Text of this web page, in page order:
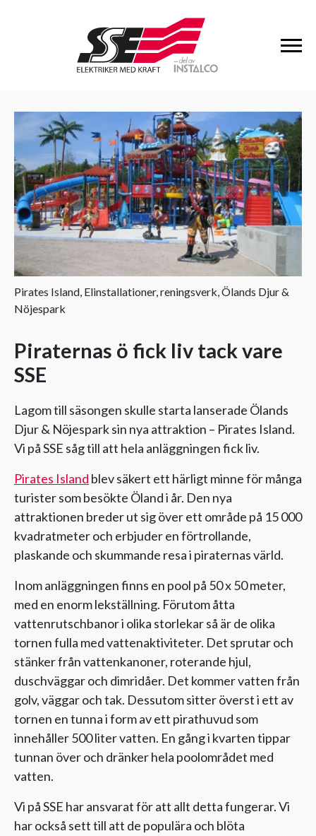
Pirates Island, Elinstallationer, reningsverk, Ölands Djur &
Nöjespark
Piraternas ö fick liv tack vare
SSE
Lagom till säsongen skulle starta lanserade Ölands
Djur & Nöjespark sin nya attraktion – Pirates Island.
Vi på SSE såg till att hela anläggningen fick liv.
Pirates Island blev säkert ett härligt minne för många
turister som besökte Öland i år. Den nya
attraktionen breder ut sig över ett område på 15 000
kvadratmeter och erbjuder en förtrollande,
plaskande och skummande resa i piraternas värld.
Inom anläggningen finns en pool på 50 x 50 meter,
med en enorm lekställning. Förutom åtta
vattenrutschbanor i olika storlekar så är de olika
tornen fulla med vattenaktiviteter. Det sprutar och
stänker från vattenkanoner, roterande hjul,
duschväggar och dimridåer. Det kommer vatten från
golv, väggar och tak. Dessutom sitter överst i ett av
tornen en tunna i form av ett pirathuvud som
innehåller 500 liter vatten. En gång i kvarten tippar
tunnan över och dränker hela poolområdet med
vatten.
Vi på SSE har ansvarat för att allt detta fungerar. Vi
har också sett till att de populära och blöta